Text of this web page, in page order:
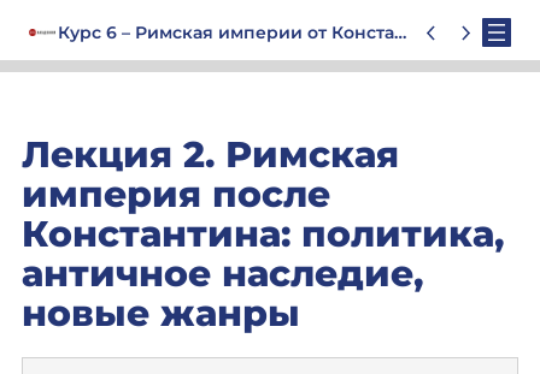
Курс 6 – Римская империи от Константина до Юстиниана. Очерк истории до 1453 года
Лекция 2. Римская
империя после
Константина: политика,
античное наследие,
новые жанры